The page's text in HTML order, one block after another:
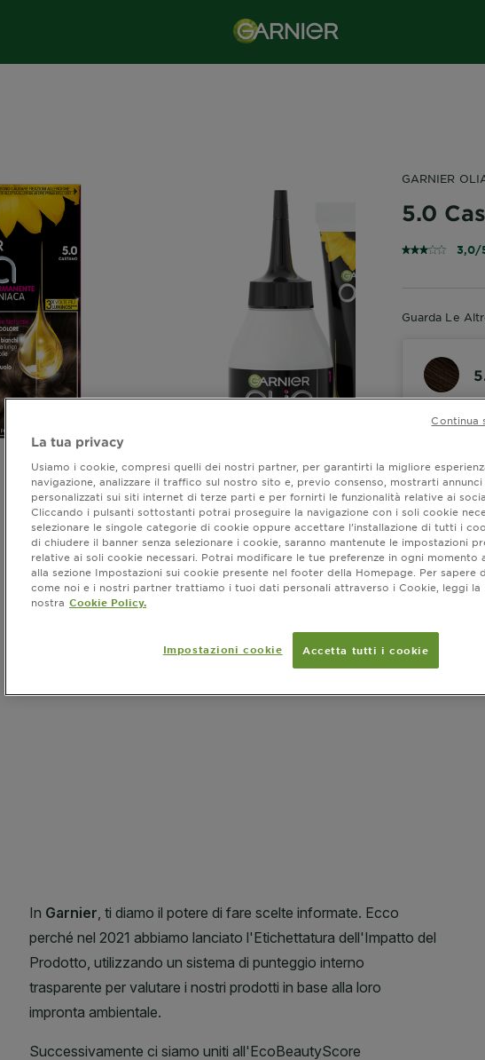
SLIDE 1SLIDE 2
GARNIER
5.0
3,0/
Guarda Le
offre una
intenso. La
pensata per
uniforme,
nel tempo.
colorazione
capelli
MOSTRA DI
FORMATO
Dove
La tua privacy
Usiamo i cookie, compresi quelli dei nostri partner, per garantirti la migliore
navigazione, analizzare il traffico sul nostro sito e, previo consenso, mostrarti annunci
personalizzati sui siti internet di terze parti e per fornirti le funzionalità relative ai
Cliccando i pulsanti sottostanti potrai proseguire la navigazione con i soli cookie
selezionare le singole categorie di cookie oppure accettare l’installazione di tutti i
di chiudere il banner senza selezionare i cookie, saranno mantenute le impostazioni
relative ai soli cookie necessari. Potrai modificare le tue preferenze in ogni momento
alla sezione Impostazioni sui cookie presente nel footer della Homepage. Per sapere
come noi e i nostri partner trattiamo i tuoi dati personali attraverso i Cookie, leggi la
nostra Cookie Policy.
Impostazioni cookie Accetta tutti i cookie
Continua